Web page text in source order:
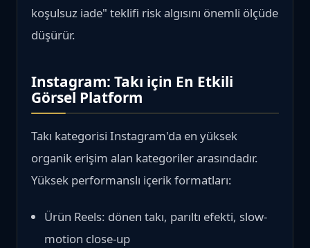
koşulsuz iade" teklifi risk algısını önemli ölçüde
düşürür.
Instagram: Takı için En Etkili
Görsel Platform
Takı kategorisi Instagram'da en yüksek
organik erişim alan kategoriler arasındadır.
Yüksek performanslı içerik formatları:
Ürün Reels: dönen takı, parıltı efekti, slow-
motion close-up